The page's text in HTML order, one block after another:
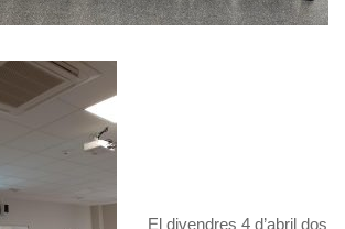
El divendres 4 d’abril dos